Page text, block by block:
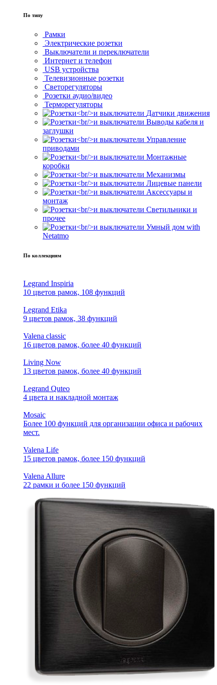
По типу
Рамки
Электрические розетки
Выключатели и переключатели
Интернет и телефон
USB устройства
Телевизионные розетки
Светорегуляторы
Розетки аудио/видео
Терморегуляторы
Датчики движения
Выводы кабеля и
заглушки
Управление
приводами
Монтажные
коробки
Механизмы
Лицевые панели
Аксессуары и
монтаж
Светильники и
прочее
Умный дом with
Netatmo
По коллекциям
Legrand Inspiria
10 цветов рамок, 108 функций
Legrand Etika
9 цветов рамок, 38 функций
Valena classic
16 цветов рамок, более 40 функций
Living Now
13 цветов рамок, более 40 функций
Legrand Quteo
4 цвета и накладной монтаж
Mosaic
Более 100 функций для организации офиса и рабочих
мест.
Valena Life
15 цветов рамок, более 150 функций
Valena Allure
22 рамки и более 150 функций